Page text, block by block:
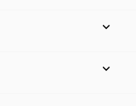

